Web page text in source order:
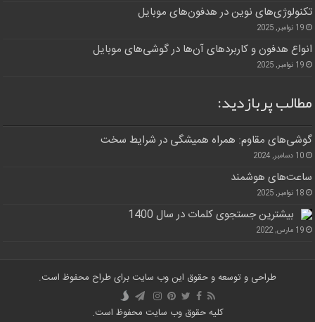
تکنولوژی‌های نوین در هدفون‌های موبایل
19 نوامبر, 2025
انواع هدفون و کاربردهای آن‌ها در گوشی‌های موبایل
19 نوامبر, 2025
مطالب پربازدید:
گوشی‌های مقاوم: همراه همیشگی در شرایط سخت
10 دسامبر, 2024
ساعت‌های هوشمند
18 نوامبر, 2025
بیشترین جستجوی کلمات در سال 1400
19 مارس, 2022
طراحی و توسعه و حقوق این وب سایت برای طراح محفوظ است.
کلیه حقوق وب سایت محفوظ است.